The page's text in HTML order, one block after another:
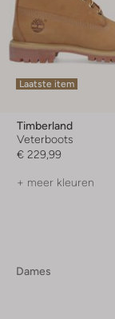
Laatste item
Timberland
Veterboots
€ 229,99
+ meer kleuren
Dames